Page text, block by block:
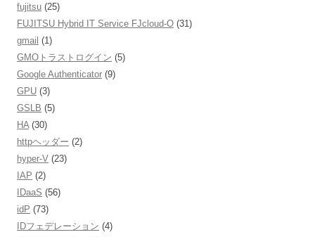
fujitsu (25)
FUJITSU Hybrid IT Service FJcloud-O (31)
gmail (1)
GMOトラストログイン (5)
Google Authenticator (9)
GPU (3)
GSLB (5)
HA(30)
httpヘッダー (2)
hyper-V (23)
IAP (2)
IDaaS (56)
idP (73)
IDフェデレーション (4)